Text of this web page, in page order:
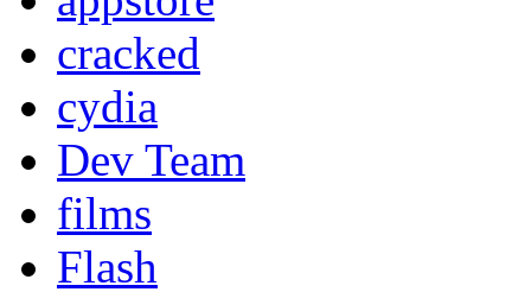
cracked
cydia
Dev Team
films
Flash